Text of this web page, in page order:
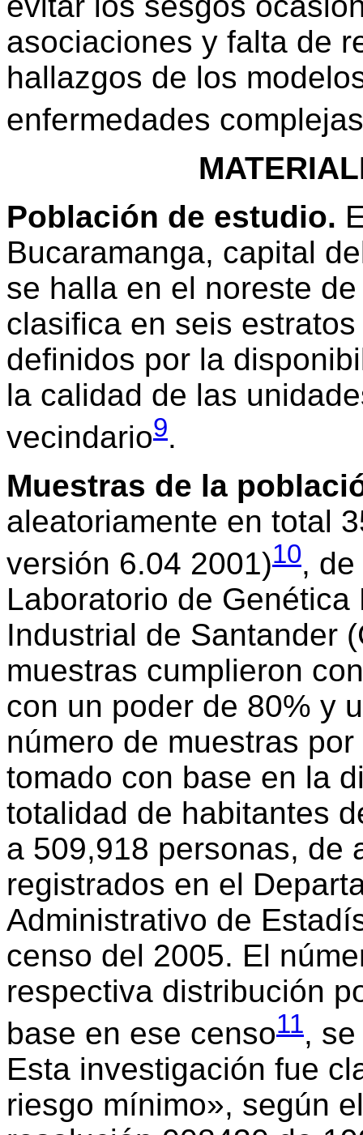
asociaciones y falta de
hallazgos de los
enfermedades complejas
Población de estudio.
Bucaramanga, capital
se halla en el noreste
clasifica en seis
definidos por la
la calidad de las
vecindario9.
Muestras de la
aleatoriamente en total
versión 6.04 2001)10,
Laboratorio de
Industrial de Santander
muestras cumplieron
con un poder de 80% y
número de muestras
tomado con base en la
totalidad de habitantes
a 509,918 personas, de
registrados en el
Administrativo de
censo del 2005. El
respectiva distribución
base en ese censo11,
Esta investigación fue
riesgo mínimo», según